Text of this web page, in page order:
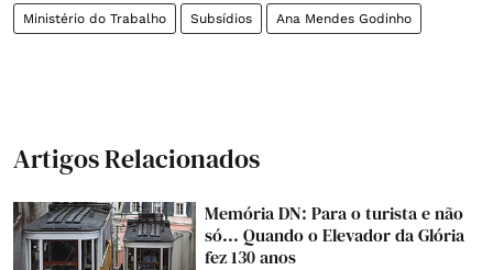
Ministério do Trabalho Subsídios Ana Mendes Godinho
Artigos Relacionados
Memória DN: Para o turista e não
só... Quando o Elevador da Glória
fez 130 anos